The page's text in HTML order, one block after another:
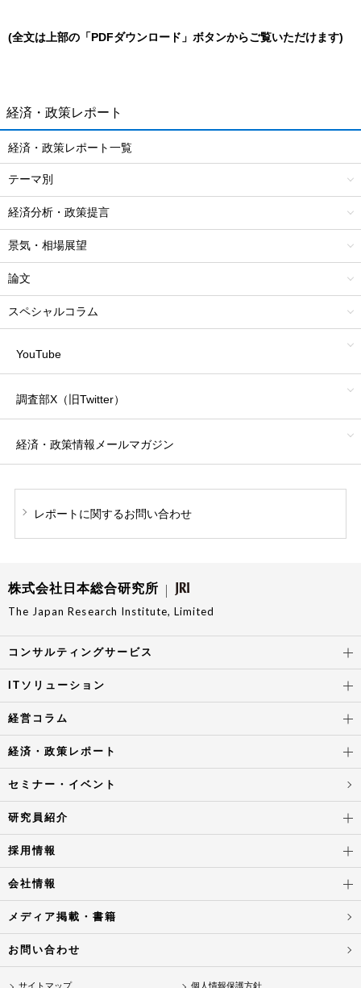
(全文は上部の「PDFダウンロード」ボタンからご覧いただけます)
経済・政策レポート
経済・政策レポート一覧
テーマ別
経済分析・政策提言
景気・相場展望
論文
スペシャルコラム
YouTube
調査部X（旧Twitter）
経済・政策情報 メールマガジン
レポートに関するお問い合わせ
株式会社日本総合研究所
The Japan Research Institute, Limited
コンサルティングサービス
ITソリューション
経営コラム
経済・政策レポート
セミナー・イベント
研究員紹介
採用情報
会社情報
メディア掲載・書籍
お問い合わせ
サイトマップ 個人情報保護方針